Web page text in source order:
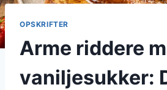
OPSKRIFTER
Arme riddere
vaniljesukker: